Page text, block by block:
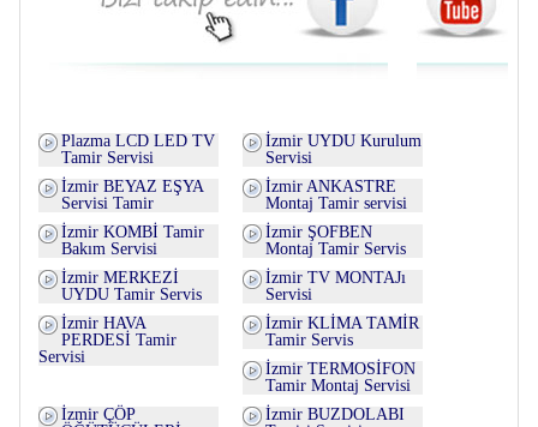
Plazma LCD LED TV
Tamir Servisi
İzmir UYDU Kurulum
Servisi
İzmir BEYAZ EŞYA
Servisi Tamir
İzmir ANKASTRE
Montaj Tamir servisi
İzmir KOMBİ Tamir
Bakım Servisi
İzmir ŞOFBEN
Montaj Tamir Servis
İzmir MERKEZİ
UYDU Tamir Servis
İzmir TV MONTAJı
Servisi
İzmir HAVA
PERDESİ Tamir
Servisi
İzmir KLİMA TAMİR
Tamir Servis
İzmir TERMOSİFON
Tamir Montaj Servisi
İzmir ÇÖP
İzmir BUZDOLABI